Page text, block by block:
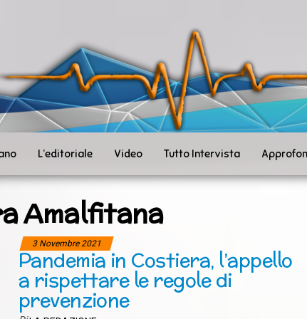
L’editoriale Video Tutto Intervista
Amalfitana
3 Novembre 2021
Pandemia in Costiera, l’appello
a rispettare le regole di
prevenzione